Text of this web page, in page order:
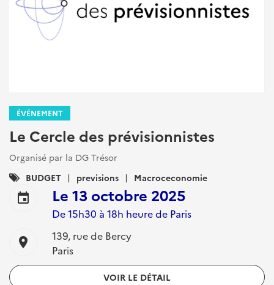
ÉVÉNEMENT
Le Cercle des prévisionnistes
Organisé par la DG Trésor
Catégories
:
BUDGET previsions Macroceconomie
event Le 13 octobre 2025
De 15h30 à 18h heure de Paris
location_on
139, rue de Bercy
Paris
VOIR LE DÉTAIL